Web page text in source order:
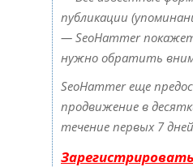
публикации
— SeoHammer
нужно обратить
SeoHammer еще
продвижение в
течение первых 7